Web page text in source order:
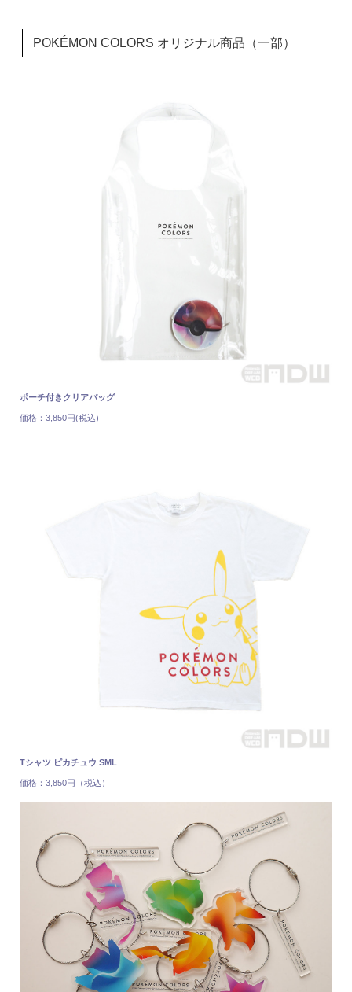
POKÉMON COLORS オリジナル商品（一部）
ポーチ付きクリアバッグ
価格：3,850円(税込)
Tシャツ ピカチュウ SML
価格：3,850円（税込）